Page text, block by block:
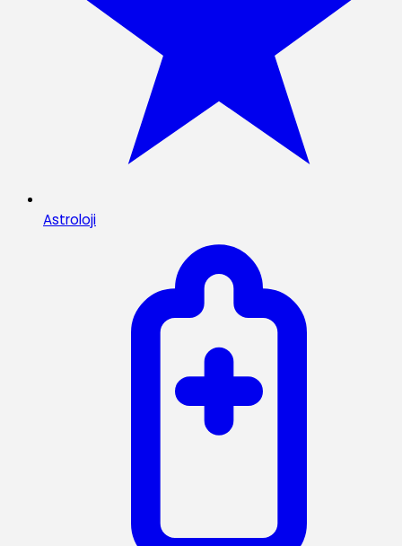
Astroloji